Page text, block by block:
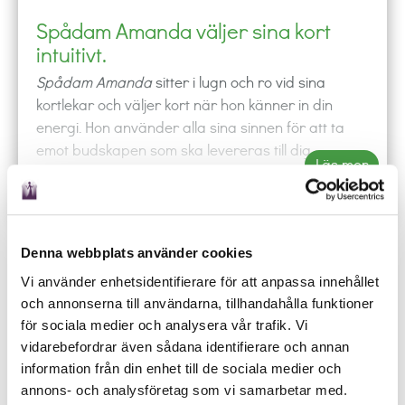
Denna webbplats använder cookies
Vi använder enhetsidentifierare för att anpassa innehållet
och annonserna till användarna, tillhandahålla funktioner
för sociala medier och analysera vår trafik. Vi
vidarebefordrar även sådana identifierare och annan
information från din enhet till de sociala medier och
annons- och analysföretag som vi samarbetar med.
Spådam Amanda väljer sina kort
intuitivt.
Spådam Amandasitter i lugn och ro vid sina
kortlekar och väljer kort när hon känner in din
energi. Hon använder alla sina sinnen för att ta
emot budskapen som ska levereras till dig.
Amanda bara vet, och hon känner även dofter, ser
bilder och symboler, och får rebusar och ord, som
leder henne rätt. Hon är mycket inkännande, så att
röster och energier. När det ställs en fråga som
man kan svara ja eller nej på, så kan hon använda
sin pendel.
När det gäller djur så kan Amanda läsa av ditt
djur, men hon letar inte efter bortsprungna djur.
Hon kan i vissa fall hitta borttappade saker. Hon
Få SMS
Läs mer
RING KÖP BOKA SCHEMA
Ring någon av våra duktiga spådamer och låt de
besvara dina frågor oavsett om det gäller kärlek,
arbete eller budskap från universum.